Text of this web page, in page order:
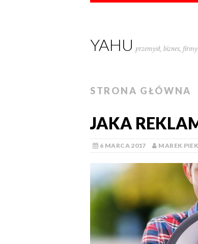
YAHU przemysł, biznes, firmy
STRONA GŁÓWNA
JAKA
6 MARCA 2017 MAREK